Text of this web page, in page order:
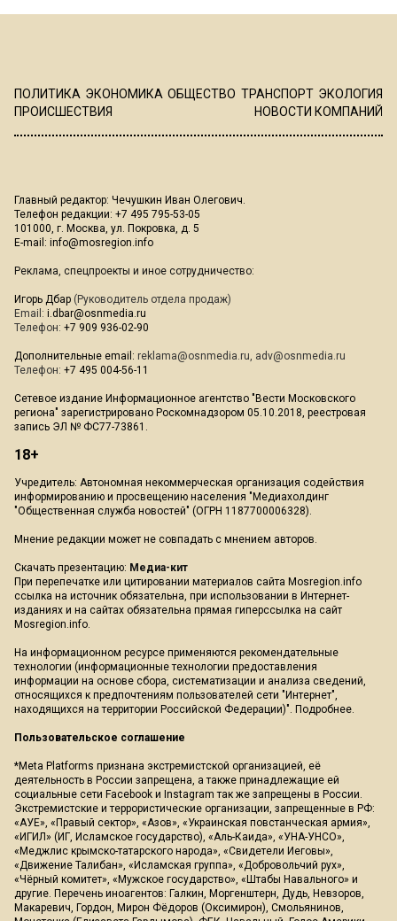
ПОЛИТИКА ЭКОНОМИКА ОБЩЕСТВО ТРАНСПОРТ ЭКОЛОГИЯ
ПРОИСШЕСТВИЯ
НОВОСТИ КОМПАНИЙ
Главный редактор: Чечушкин Иван Олегович.
Телефон редакции: +7 495 795-53-05
101000, г. Москва, ул. Покровка, д. 5
E-mail: info@mosregion.info
Реклама, спецпроекты и иное сотрудничество:
Игорь Дбар (Руководитель отдела продаж)
Email: i.dbar@osnmedia.ru
Телефон: +7 909 936-02-90
Дополнительные email: reklama@osnmedia.ru, adv@osnmedia.ru
Телефон: +7 495 004-56-11
Сетевое издание Информационное агентство "Вести Московского
региона" зарегистрировано Роскомнадзором 05.10.2018, реестровая
запись ЭЛ № ФС77-73861.
18+
Учредитель: Автономная некоммерческая организация содействия
информированию и просвещению населения "Медиахолдинг
"Общественная служба новостей" (ОГРН 1187700006328).
Мнение редакции может не совпадать с мнением авторов.
Скачать презентацию: Медиа-кит
При перепечатке или цитировании материалов сайта Mosregion.info
ссылка на источник обязательна, при использовании в Интернет-
изданиях и на сайтах обязательна прямая гиперссылка на сайт
Mosregion.info.
На информационном ресурсе применяются рекомендательные
технологии (информационные технологии предоставления
информации на основе сбора, систематизации и анализа сведений,
относящихся к предпочтениям пользователей сети "Интернет",
находящихся на территории Российской Федерации)". Подробнее.
Пользовательское соглашение
*Meta Platforms признана экстремистской организацией, её
деятельность в России запрещена, а также принадлежащие ей
социальные сети Facebook и Instagram так же запрещены в России.
Экстремистские и террористические организации, запрещенные в РФ:
«АУЕ», «Правый сектор», «Азов», «Украинская повстанческая армия»,
«ИГИЛ» (ИГ, Исламское государство), «Аль-Каида», «УНА-УНСО»,
«Меджлис крымско-татарского народа», «Свидетели Иеговы»,
«Движение Талибан», «Исламская группа», «Добровольчий рух»,
«Чёрный комитет», «Мужское государство», «Штабы Навального» и
другие. Перечень иноагентов: Галкин, Моргенштерн, Дудь, Невзоров,
Макаревич, Гордон, Мирон Фёдоров (Оксимирон), Смольянинов,